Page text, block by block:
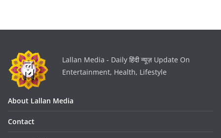
Lallan Media - Daily हिंदी न्यूज़ Update On
Entertainment, Health, Lifestyle
About Lallan Media
Contact